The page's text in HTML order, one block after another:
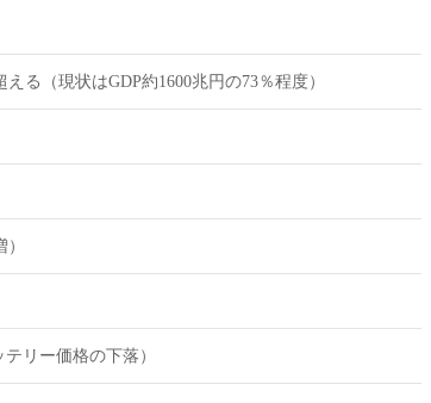
る（現状はGDP約1600兆円の73％程度）
リー価格の下落）